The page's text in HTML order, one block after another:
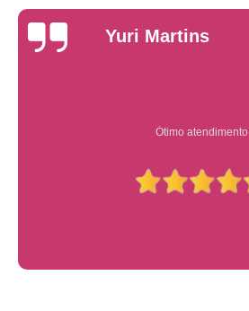
Yuri Martins
Ótimo atendimento